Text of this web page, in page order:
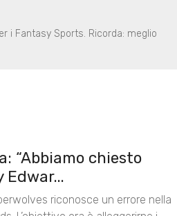
i Fantasy Sports. Ricorda: meglio
“Abbiamo chiesto
riconosce un errore nella